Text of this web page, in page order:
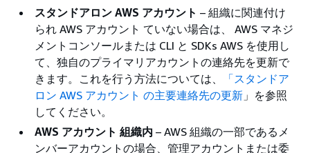
スタンドアロン AWS アカウント – 組織に関連付け
られ AWS アカウント ていない場合は、 AWS マネジ
メントコンソールまたは CLI と SDKs AWS を使用し
て、独自のプライマリアカウントの連絡先を更新で
きます。これを行う方法については、
「スタンドア
ロン AWS アカウント の主要連絡先の更新 」を参照
してください。
AWS アカウント 組織内 – AWS 組織の一部であるメ
ンバーアカウントの場合、管理アカウントまたは委